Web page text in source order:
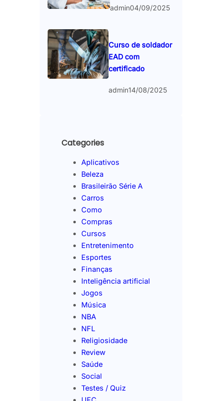
admin04/09/2025
Curso de soldador
EAD com
certificado
admin14/08/2025
Categories
Aplicativos
Beleza
Brasileirão Série A
Carros
Como
Compras
Cursos
Entretenimento
Esportes
Finanças
Inteligência artificial
Jogos
Música
NBA
NFL
Religiosidade
Review
Saúde
Social
Testes / Quiz